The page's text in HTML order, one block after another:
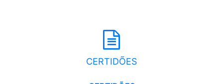
CERTIDÕES